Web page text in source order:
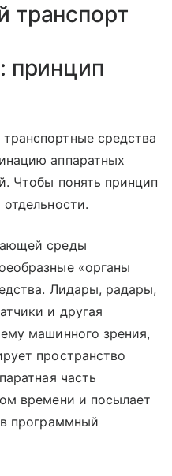
транспорт
принцип
средства
аппаратных
Чтобы понять принцип
среды
«органы
Лидары, радары,
и другая
машинного зрения,
пространство
часть
времени и посылает
программный